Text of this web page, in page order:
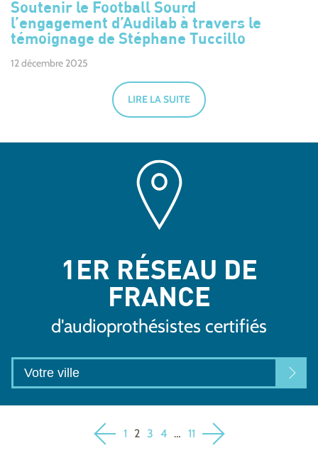
Soutenir le Football Sourd
l’engagement d’Audilab à travers le
témoignage de Stéphane Tuccillo
12 décembre 2025
LIRE LA SUITE
1ER RÉSEAU DE
FRANCE
d'audioprothésistes certifiés
1 2 3 4 … 11